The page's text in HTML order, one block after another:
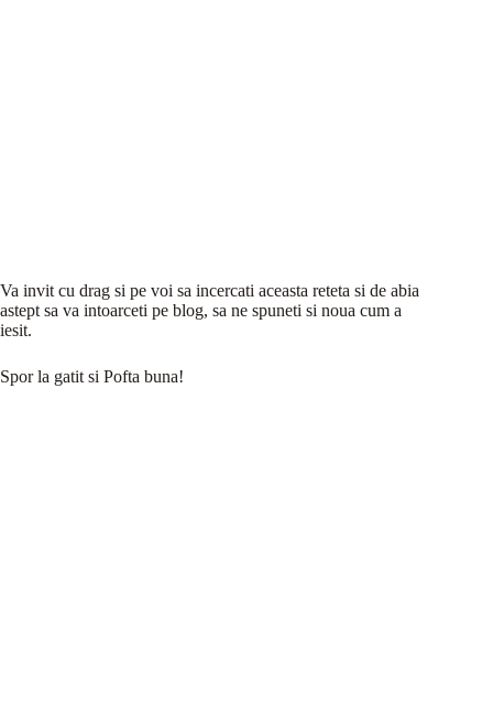
Va invit cu drag si pe voi sa incercati aceasta reteta si de abia
astept sa va intoarceti pe blog, sa ne spuneti si noua cum a
iesit.
Spor la gatit si Pofta buna!